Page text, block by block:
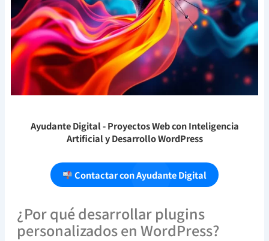
Ayudante Digital- Proyectos Web con Inteligencia
Artificial y Desarrollo WordPress
Contactar con Ayudante Digital
¿Por qué desarrollar plugins
personalizados en WordPress?